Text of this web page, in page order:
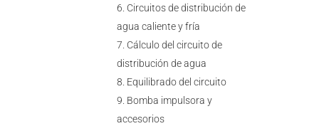
Circuitos de distribución de
agua caliente y fría
Cálculo del circuito de
distribución de agua
Equilibrado del circuito
Bomba impulsora y
accesorios